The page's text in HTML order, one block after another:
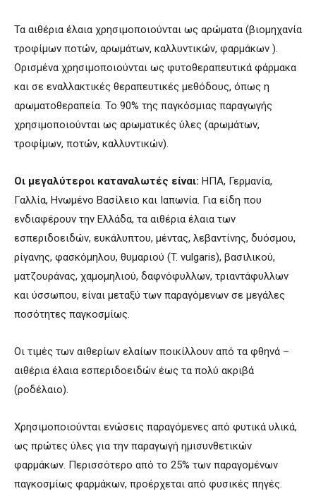
Τα αιθέρια έλαια χρησιμοποιούνται ως αρώματα (βιομηχανία
τροφίμων ποτών, αρωμάτων, καλλυντικών, φαρμάκων ).
Ορισμένα χρησιμοποιούνται ως φυτοθεραπευτικά φάρμακα
και σε εναλλακτικές θεραπευτικές μεθόδους, όπως η
αρωματοθεραπεία. Το 90% της παγκόσμιας παραγωγής
χρησιμοποιούνται ως αρωματικές ύλες (αρωμάτων,
τροφίμων, ποτών, καλλυντικών).
Οι μεγαλύτεροι καταναλωτές είναι: ΗΠΑ, Γερμανία,
Γαλλία, Ηνωμένο Βασίλειο και Ιαπωνία. Για είδη που
ενδιαφέρουν την Ελλάδα, τα αιθέρια έλαια των
εσπεριδοειδών, ευκάλυπτου, μέντας, λεβαντίνης, δυόσμου,
ρίγανης, φασκόμηλου, θυμαριού (T. vulgaris), βασιλικού,
ματζουράνας, χαμομηλιού, δαφνόφυλλων, τριαντάφυλλων
και ύσσωπου, είναι μεταξύ των παραγόμενων σε μεγάλες
ποσότητες παγκοσμίως.
Οι τιμές των αιθερίων ελαίων ποικίλλουν από τα φθηνά –
αιθέρια έλαια εσπεριδοειδών έως τα πολύ ακριβά
(ροδέλαιο).
Χρησιμοποιούνται ενώσεις παραγόμενες από φυτικά υλικά,
ως πρώτες ύλες για την παραγωγή ημισυνθετικών
φαρμάκων. Περισσότερο από το 25% των παραγομένων
παγκοσμίως φαρμάκων, προέρχεται από φυσικές πηγές.